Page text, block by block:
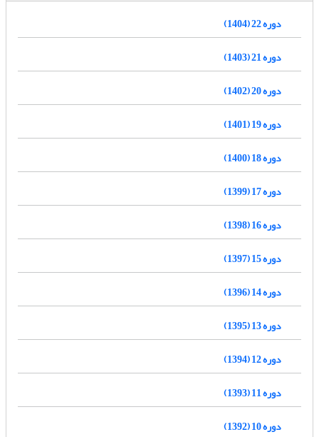
دوره 22 (1404)
دوره 21 (1403)
دوره 20 (1402)
دوره 19 (1401)
دوره 18 (1400)
دوره 17 (1399)
دوره 16 (1398)
دوره 15 (1397)
دوره 14 (1396)
دوره 13 (1395)
دوره 12 (1394)
دوره 11 (1393)
دوره 10 (1392)